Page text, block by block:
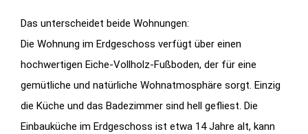
Das unterscheidet beide Wohnungen:
Die Wohnung im Erdgeschoss verfügt über einen
hochwertigen Eiche-Vollholz-Fußboden, der für eine
gemütliche und natürliche Wohnatmosphäre sorgt. Einzig
die Küche und das Badezimmer sind hell gefliest. Die
Einbauküche im Erdgeschoss ist etwa 14 Jahre alt, kann